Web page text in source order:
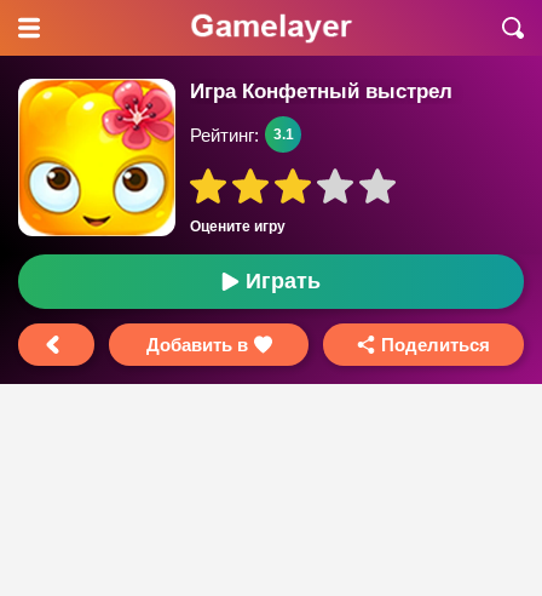
Игра Конфетный выстрел
Оцените игру
Рейтинг: 3.1
Играть
Добавить в Поделиться